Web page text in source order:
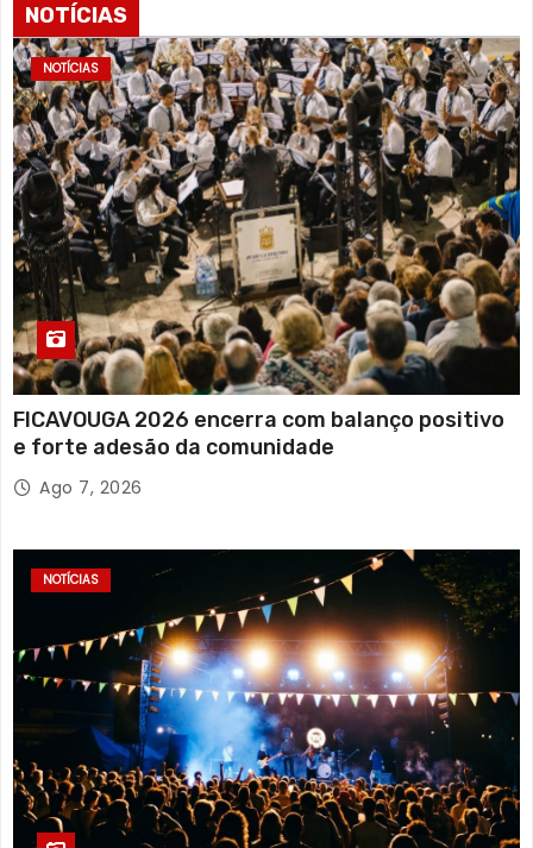
NOTÍCIAS
NOTÍCIAS
FICAVOUGA 2026 encerra com balanço positivo
e forte adesão da comunidade
Ago 7, 2026
NOTÍCIAS